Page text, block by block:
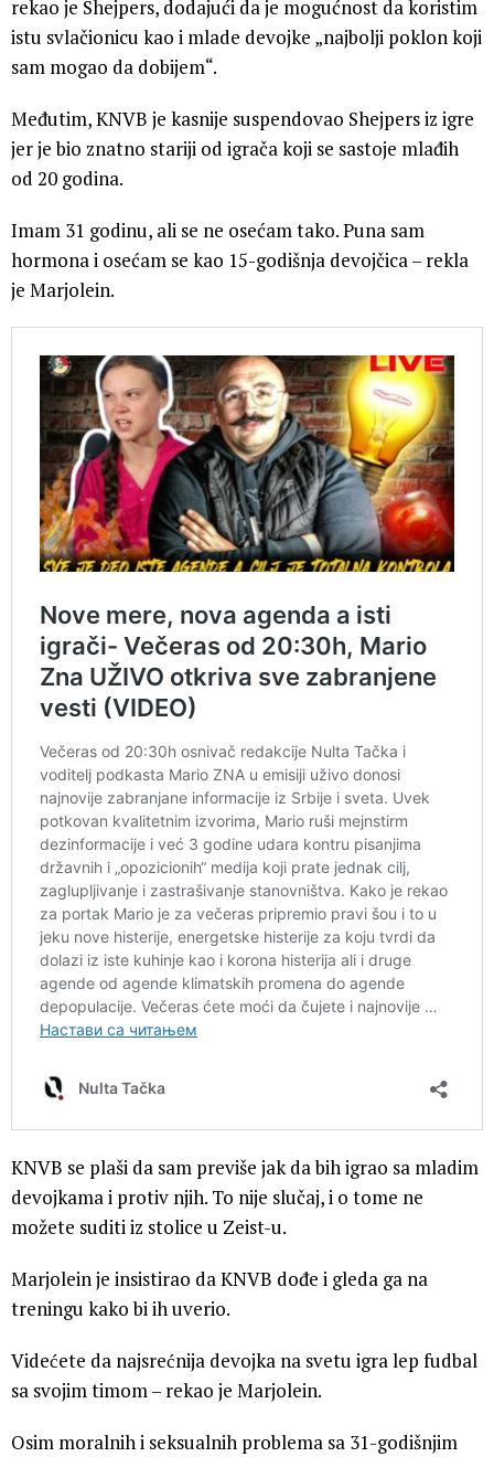
rekao je Shejpers, dodajući da je mogućnost da koristim
istu svlačionicu kao i mlade devojke „najbolji poklon koji
sam mogao da dobijem“.
Međutim, KNVB je kasnije suspendovao Shejpers iz igre
jer je bio znatno stariji od igrača koji se sastoje mlađih
od 20 godina.
Imam 31 godinu, ali se ne osećam tako. Puna sam
hormona i osećam se kao 15-godišnja devojčica – rekla
je Marjolein.
KNVB se plaši da sam previše jak da bih igrao sa mladim
devojkama i protiv njih. To nije slučaj, i o tome ne
možete suditi iz stolice u Zeist-u.
Marjolein je insistirao da KNVB dođe i gleda ga na
treningu kako bi ih uverio.
Videćete da najsrećnija devojka na svetu igra lep fudbal
sa svojim timom – rekao je Marjolein.
Osim moralnih i seksualnih problema sa 31-godišnjim